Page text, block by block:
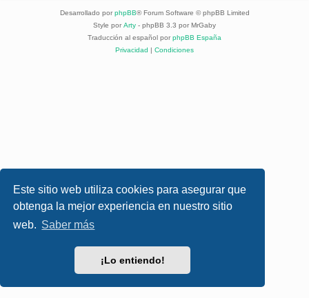
Este sitio web utiliza cookies para asegurar que
obtenga la mejor experiencia en nuestro sitio
web. Saber más
¡Lo entiendo!
Desarrollado por phpBB® Forum Software © phpBB Limited
Style por Arty - phpBB 3.3 por MrGaby
Traducción al español por phpBB España
Privacidad | Condiciones